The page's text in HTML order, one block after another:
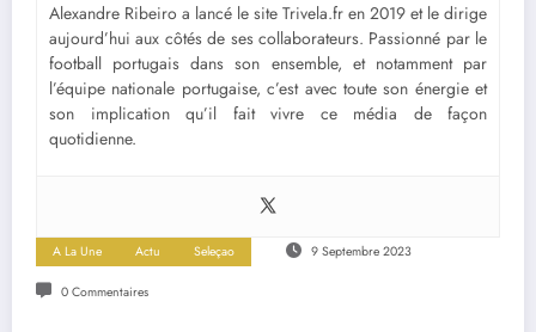
Alexandre Ribeiro a lancé le site Trivela.fr en 2019 et le dirige
aujourd’hui aux côtés de ses collaborateurs. Passionné par le
football portugais dans son ensemble, et notamment par
l’équipe nationale portugaise, c’est avec toute son énergie et
son implication qu’il fait vivre ce média de façon
quotidienne.
A La Une Actu Seleçao 9 Septembre 2023
0 Commentaires